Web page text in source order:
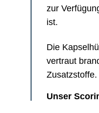
zur
ist.
Die
vertraut
Zusatzstoffe.
Unser